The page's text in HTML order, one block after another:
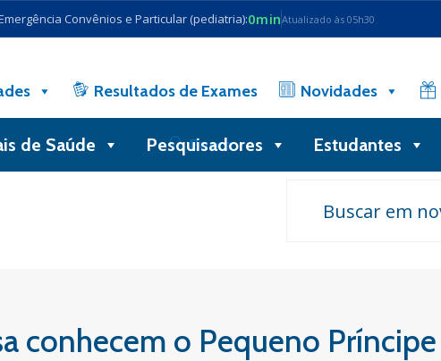
Convênios e Particular (pediatria):0minAtualizado às 05h30
Resultados de Exames Novidades
Busca
de Saúde Pesquisadores Estudantes
conhecem o Pequeno Príncipe